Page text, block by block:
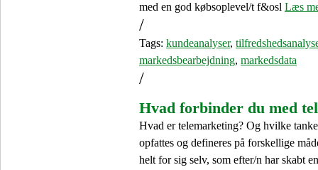
med en god købsoplevel/t f&osl Læs
/
Tags: kundeanalyser,
markedsbearbejdning, markedsdata
/
Hvad forbinder du med
Hvad er telemarketing? Og hvilke
opfattes og defineres på forskellige
helt for sig selv, som efter/n har skabt